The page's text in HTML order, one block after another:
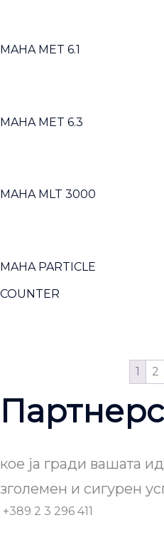
MAHA MET 6.1
MAHA MET 6.3
MAHA MLT 3000
MAHA PARTICLE
COUNTER
1 2
кое ја гради вашата
зголемен и сигурен
+389 2 3 296 411